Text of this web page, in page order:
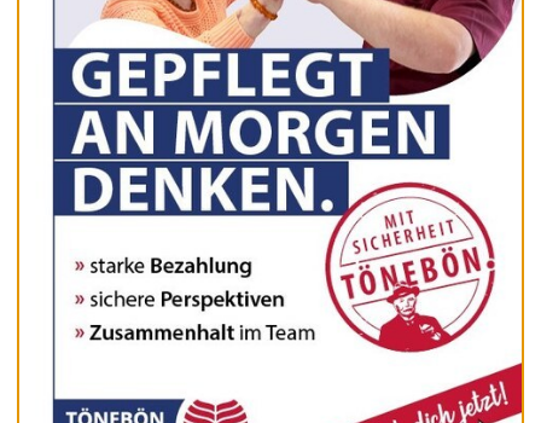
Stadtpalais in der Neue
Marktstraße 13
In der Altstadt, zentral an der Fußgängerzone gelegenes
Haus mit besonderer Atmosphäre.
22 Wohnungen zwischen 50 m² und 60 m², z. T.
mit Balkon
Großzügiger Gemeinschaftsbereich zum Klönen